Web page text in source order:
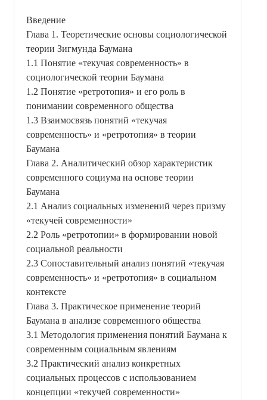
Введение
Глава 1. Теоретические основы социологической
теории Зигмунда Баумана
1.1 Понятие «текучая современность» в
социологической теории Баумана
1.2 Понятие «ретротопия» и его роль в
понимании современного общества
1.3 Взаимосвязь понятий «текучая
современность» и «ретротопия» в теории
Баумана
Глава 2. Аналитический обзор характеристик
современного социума на основе теории
Баумана
2.1 Анализ социальных изменений через призму
«текучей современности»
2.2 Роль «ретротопии» в формировании новой
социальной реальности
2.3 Сопоставительный анализ понятий «текучая
современность» и «ретротопия» в социальном
контексте
Глава 3. Практическое применение теорий
Баумана в анализе современного общества
3.1 Методология применения понятий Баумана к
современным социальным явлениям
3.2 Практический анализ конкретных
социальных процессов с использованием
концепции «текучей современности»